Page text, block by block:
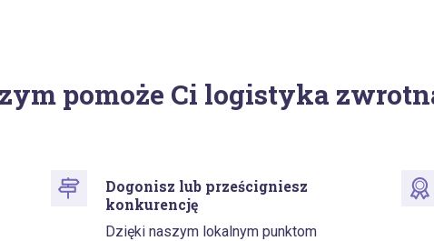
pomoże Ci logistyka
Dogonisz lub prześcigniesz
konkurencję
Dzięki naszym lokalnym punktom